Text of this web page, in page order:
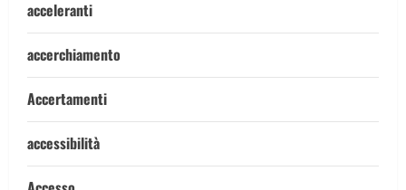
acceleranti
accerchiamento
Accertamenti
accessibilità